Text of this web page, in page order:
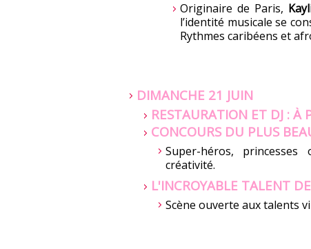
Originaire de Paris,
l’identité musicale se
Rythmes caribéens et
DIMANCHE 21 JUIN
RESTAURATION ET DJ : À
CONCOURS DU PLUS
Super-héros,
créativité.
L'INCROYABLE TALENT
Scène ouverte aux talents